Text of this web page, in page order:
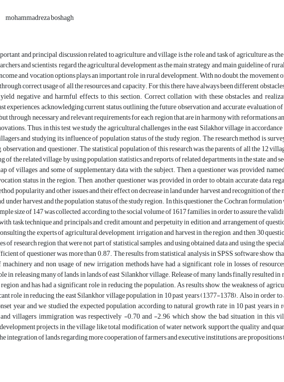
mohammadreza boshagh
and principal discussion related to agriculture and village is the role and task of agriculture as
and scientists, regard the agricultural development as the main strategy and main guideline of
and vocation options plays an important role in rural development. With no doubt, the movement
correct usage of all the resources and capacity. For this, there have always been different
negative and harmful effects to this section. Correct collation with these obstacles and
experiences, acknowledging current status, outlining the future observation and accurate
through necessary and relevant requirements for each region that are in harmony with reformations
Thus, in this test we study the agricultural challenges in the east Silakhor village in
and studying its influence of population status of the study region. The research method is
and questioner. The statistical population of this research was the parents of all the 12
of the related village by using population statistics and reports of related departments in the state and
of villages and some of supplementary data with the subject. Then a questioner was provided
status in the region. Then, another questioner was provided in order to obtain accurate data
popularity and other issues and their effect on decrease in land under harvest and recognition of
under harvest and the population status of the study region. In this questioner, the Cochran
size of 147 was collected according to the social volume of 1617 families, in order to assure the
task technique and principals and credit amount and perpetuity in edition and arrangement of
the experts of agricultural development, irrigation and harvest in the region, and then 30
of research region that were not part of statistical samples, and using obtained data and using the
of questioner was more than 0.87. The results from statistical analysis in SPSS software show
machinery and non usage of new irrigation methods have had a significant role in losses of
in releasing many of lands in lands of east Silankhor village. Release of many lands finally resulted
and has had a significant role in reducing the population. As results show, the weakness of
role in reducing the east Silankhor village population in 10 past years (1377-1378). Also in order
year and we studied the expected population according to natural growth rate in 10 past years
villagers immigration was respectively -0.70 and -2.96 which show the bad situation in this
projects in the village like total modification of water network, support the quality and
integration of lands regarding more cooperation of farmers and executive institutions, are propositions